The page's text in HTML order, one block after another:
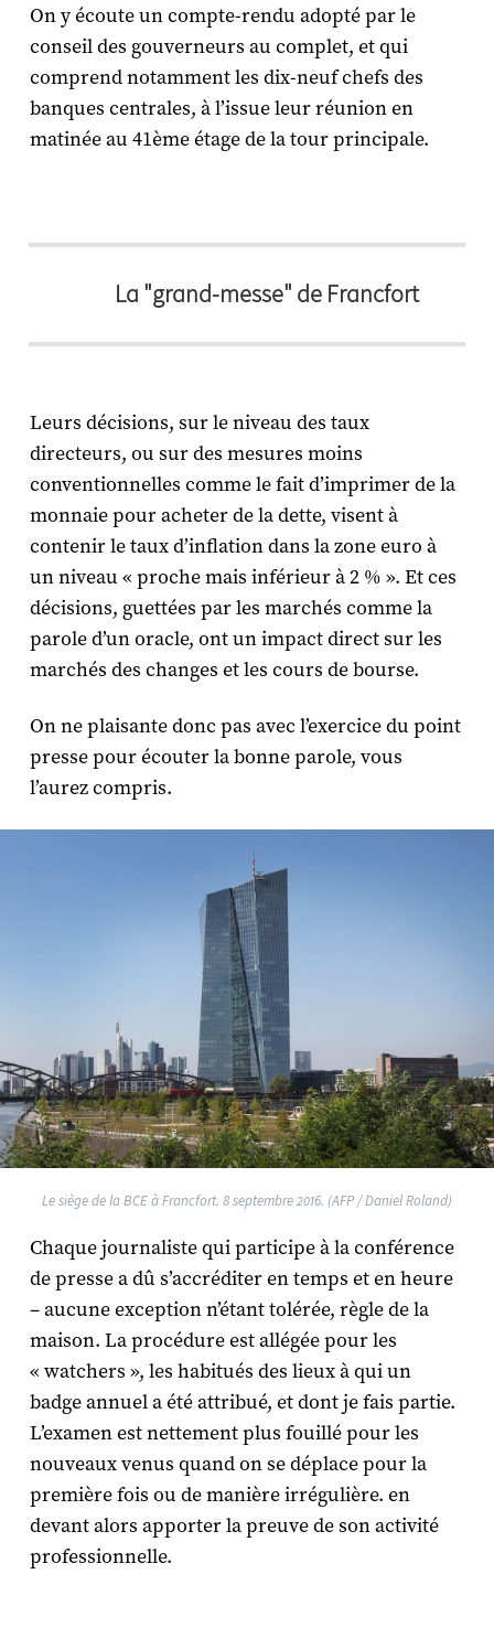
On y écoute un compte-rendu adopté par le
conseil des gouverneurs au complet, et qui
comprend notamment les dix-neuf chefs des
banques centrales, à l’issue leur réunion en
matinée au 41ème étage de la tour principale.
La "grand-messe" de Francfort
Leurs décisions, sur le niveau des taux
directeurs, ou sur des mesures moins
conventionnelles comme le fait d’imprimer de la
monnaie pour acheter de la dette, visent à
contenir le taux d’inflation dans la zone euro à
un niveau « proche mais inférieur à 2 % ». Et ces
décisions, guettées par les marchés comme la
parole d’un oracle, ont un impact direct sur les
marchés des changes et les cours de bourse.
On ne plaisante donc pas avec l’exercice du point
presse pour écouter la bonne parole, vous
l’aurez compris.
Le siège de la BCE à Francfort. 8 septembre 2016. (AFP / Daniel Roland)
Chaque journaliste qui participe à la conférence
de presse a dû s’accréditer en temps et en heure
– aucune exception n’étant tolérée, règle de la
maison. La procédure est allégée pour les
« watchers », les habitués des lieux à qui un
badge annuel a été attribué, et dont je fais partie.
L’examen est nettement plus fouillé pour les
nouveaux venus quand on se déplace pour la
première fois ou de manière irrégulière. en
devant alors apporter la preuve de son activité
professionnelle.